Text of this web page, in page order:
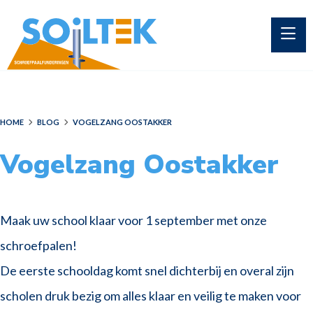
HOME BLOG VOGELZANG OOSTAKKER
Vogelzang Oostakker
Maak uw school klaar voor 1 september met onze
schroefpalen!
De eerste schooldag komt snel dichterbij en overal zijn
scholen druk bezig om alles klaar en veilig te maken voor